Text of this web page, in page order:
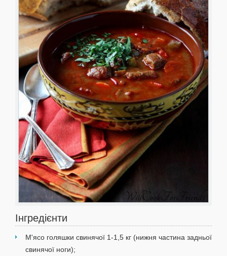
Інгредієнти
М'ясо голяшки свинячої 1-1,5 кг (нижня частина задньої
свинячої ноги);